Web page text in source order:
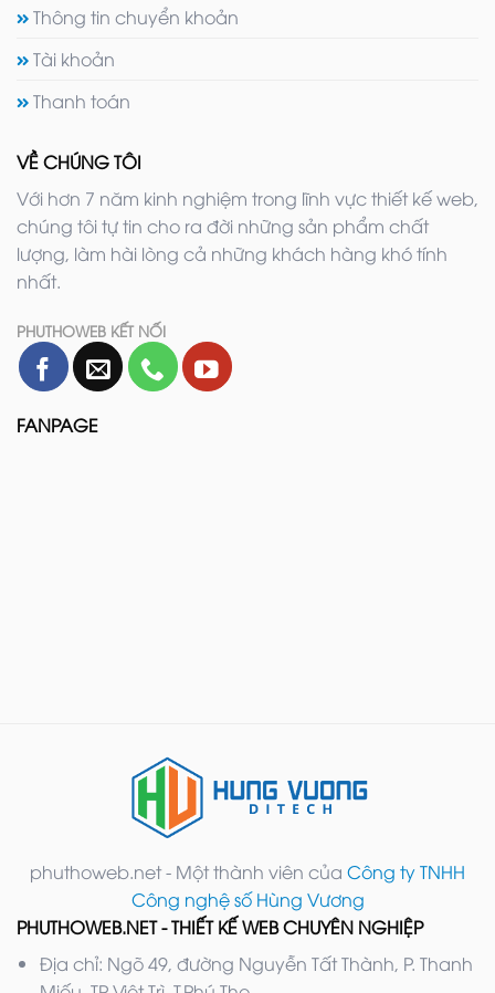
Thông tin chuyển khoản
Tài khoản
Thanh toán
VỀ CHÚNG TÔI
Với hơn 7 năm kinh nghiệm trong lĩnh vực thiết kế web,
chúng tôi tự tin cho ra đời những sản phẩm chất
lượng, làm hài lòng cả những khách hàng khó tính
nhất.
PHUTHOWEB KẾT NỐI
FANPAGE
phuthoweb.net - Một thành viên của Công ty TNHH
Công nghệ số Hùng Vương
PHUTHOWEB.NET - THIẾT KẾ WEB CHUYÊN NGHIỆP
Địa chỉ: Ngõ 49, đường Nguyễn Tất Thành, P. Thanh